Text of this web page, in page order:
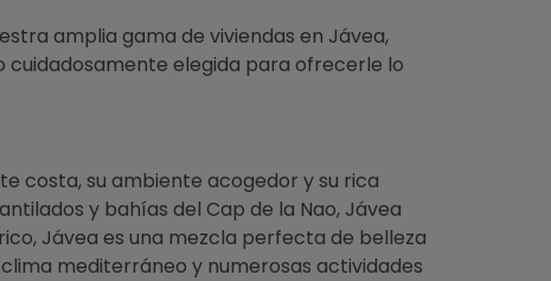
amplia gama de viviendas en Jávea,
cuidadosamente elegida para ofrecerle lo
costa, su ambiente acogedor y su rica
y bahías del Cap de la Nao, Jávea
Jávea es una mezcla perfecta de belleza
mediterráneo y numerosas actividades